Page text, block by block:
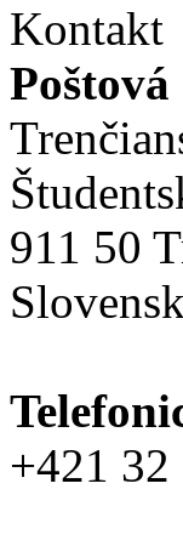
Kontakt
Poštová
911 50
+421 32